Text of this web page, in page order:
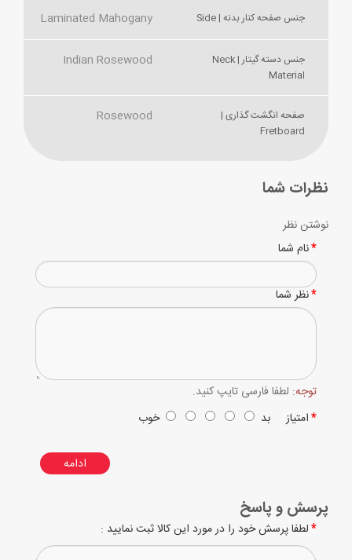
جنس صفحه کنار بدنه | Side Laminated Mahogany
جنس دسته گیتار | Neck
Material
Indian Rosewood
صفحه انگشت گذاری |
Fretboard
Rosewood
نظرات شما
نوشتن نظر
نام شما
نظر شما
توجه: لطفا فارسی تایپ کنید.
امتیازبد خوب
ادامه
پرسش و پاسخ
لطفا پرسش خود را در مورد این کالا ثبت نمایید :